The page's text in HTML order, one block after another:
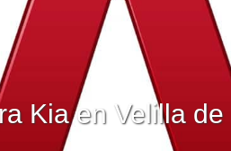
Kia en Velilla